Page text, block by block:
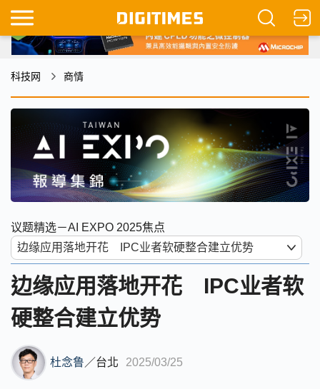
科技网 商情
议题精选－AI EXPO 2025焦点
边缘应用落地开花 IPC业者软
硬整合建立优势
杜念鲁 ／台北 2025/03/25